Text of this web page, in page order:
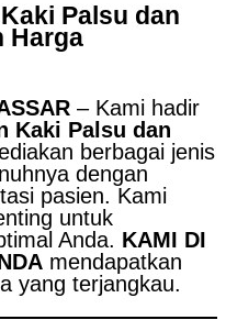
Palsu dan
Harga
– Kami hadir
Kaki Palsu dan
berbagai jenis
dengan
pasien. Kami
untuk
Anda. KAMI DI
mendapatkan
yang terjangkau.